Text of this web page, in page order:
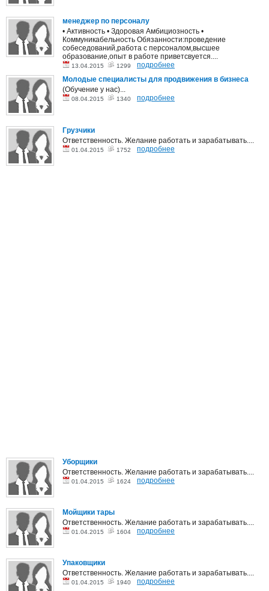
менеджер по персоналу
• Активность • Здоровая Амбициозность •
Коммуникабельность Обязанности:проведение
собеседований,работа с персоналом,высшее
образование,опыт в работе приветсвуется....
13.04.2015 1299
подробнее
Молодые специалисты для продвижения в бизнеса
(Обучение у нас)...
08.04.2015 1340 подробнее
Грузчики
Ответственность. Желание работать и зарабатывать....
01.04.2015 1752 подробнее
Уборщики
Ответственность. Желание работать и зарабатывать....
01.04.2015 1624 подробнее
Мойщики тары
Ответственность. Желание работать и зарабатывать....
01.04.2015 1604 подробнее
Упаковщики
Ответственность. Желание работать и зарабатывать....
01.04.2015 1940 подробнее